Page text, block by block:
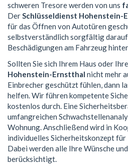
schweren Tresore werden von uns
DerSchlüsseldienst Hohenstein-
für das Öffnen von Autotüren
selbstverständlich sorgfältig
Beschädigungen am Fahrzeug
Sollten Sie sich Ihrem Haus oder
Hohenstein-Ernstthal nicht mehr
Einbrecher geschützt fühlen, dann
helfen. Wir führen kompetente
kostenlos durch. Eine
umfangreichen
Wohnung. Anschließend wird in
individuelles Sicherheitskonzept
Dabei werden alle Ihre Wünsche
berücksichtigt.